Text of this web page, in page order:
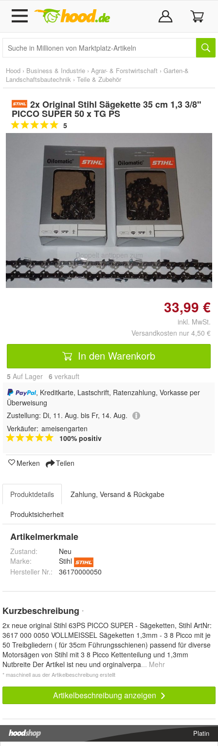
Hood › Business & Industrie › Agrar- & Forstwirtschaft › Garten-&
Landschaftsbautechnik › Teile & Zubehör
2x Original Stihl Sägekette 35 cm 1,3 3/8"
PICCO SUPER 50 x TG PS
5
Doppelt antippen zum
vergrößern
33,99 €
inkl. MwSt.
Versandkosten nur 4,50 €
In den Warenkorb
5 Auf Lager 6 verkauft
, Kreditkarte, Lastschrift, Ratenzahlung, Vorkasse per
Überweisung
Zustellung: Di, 11. Aug. bis Fr, 14. Aug.
Verkäufer: ameisengarten
100% positiv
Merken Teilen
Produktdetails Zahlung, Versand & Rückgabe
Produktsicherheit
Artikelmerkmale
Zustand:
Neu
Marke:
Stihl
Hersteller Nr.:
36170000050
Kurzbeschreibung *
2x neue original Stihl 63PS PICCO SUPER - Sägeketten, Stihl ArtNr:
3617 000 0050 VOLLMEISSEL Sägeketten 1,3mm - 3 8 Picco mit je
50 Treibgliedern ( für 35cm Führungsschienen) passend für diverse
Motorsägen von Stihl mit 3 8 Picco Kettenteilung und 1,3mm
Nutbreite Der Artikel ist neu und orginalverpa... Mehr
* maschinell aus der Artikelbeschreibung erstellt
Artikelbeschreibung anzeigen
Platin